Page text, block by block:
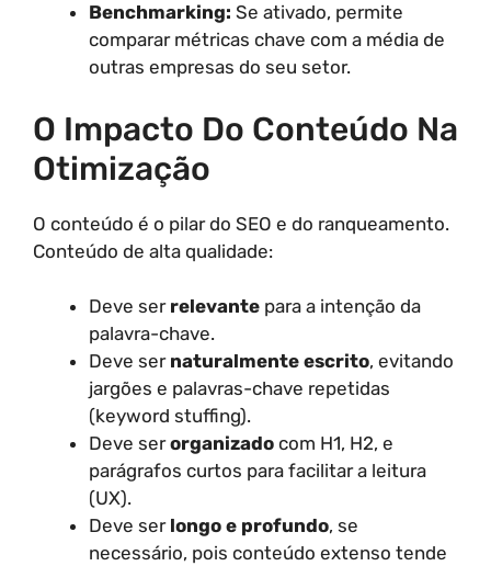
Benchmarking: Se ativado, permite
comparar métricas chave com a média de
outras empresas do seu setor.
O Impacto Do Conteúdo Na
Otimização
O conteúdo é o pilar do SEO e do ranqueamento.
Conteúdo de alta qualidade:
Deve ser relevante para a intenção da
palavra-chave.
Deve ser naturalmente escrito, evitando
jargões e palavras-chave repetidas
(keyword stuffing).
Deve serorganizado com H1, H2, e
parágrafos curtos para facilitar a leitura
(UX).
Deve ser longo e profundo, se
necessário, pois conteúdo extenso tende